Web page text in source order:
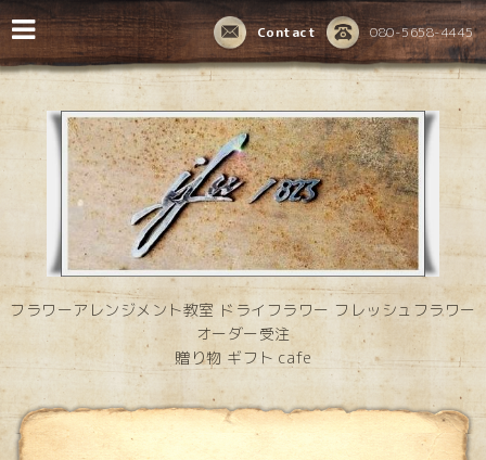
080-5658-4445
Contact
フラワーアレンジメント教室 ドライフラワー フレッシュフラワー
オーダー受注
贈り物 ギフト cafe